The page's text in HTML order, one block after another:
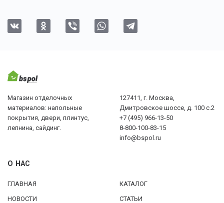
Магазин отделочных
материалов: напольные
покрытия, двери, плинтус,
лепнина, сайдинг.
127411, г. Москва,
Дмитровское шоссе, д. 100 с.2
+7 (495) 966-13-50
8-800-100-83-15
info@bspol.ru
О НАС
ГЛАВНАЯ
КАТАЛОГ
НОВОСТИ
СТАТЬИ